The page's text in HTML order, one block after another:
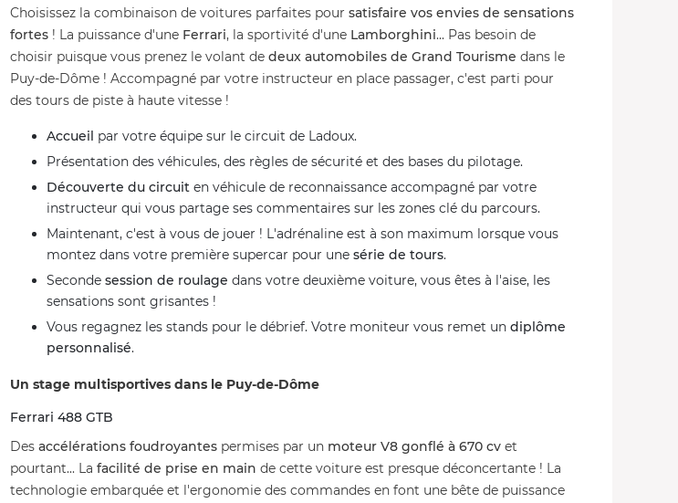
Choisissez la combinaison de voitures parfaites pour satisfaire vos envies de sensations
fortes ! La puissance d'une Ferrari, la sportivité d'une Lamborghini... Pas besoin de
choisir puisque vous prenez le volant de deux automobiles de Grand Tourisme dans le
Puy-de-Dôme ! Accompagné par votre instructeur en place passager, c'est parti pour
des tours de piste à haute vitesse !
Accueil par votre équipe sur le circuit de Ladoux.
Présentation des véhicules, des règles de sécurité et des bases du pilotage.
Découverte du circuit en véhicule de reconnaissance accompagné par votre
instructeur qui vous partage ses commentaires sur les zones clé du parcours.
Maintenant, c'est à vous de jouer ! L'adrénaline est à son maximum lorsque vous
montez dans votre première supercar pour une série de tours.
Seconde session de roulage dans votre deuxième voiture, vous êtes à l'aise, les
sensations sont grisantes !
Vous regagnez les stands pour le débrief. Votre moniteur vous remet un diplôme
personnalisé.
Un stage multisportives dans le Puy-de-Dôme
Ferrari 488 GTB
Des accélérations foudroyantes permises par un moteur V8 gonflé à 670 cv et
pourtant... La facilité de prise en main de cette voiture est presque déconcertante ! La
technologie embarquée et l'ergonomie des commandes en font une bête de puissance